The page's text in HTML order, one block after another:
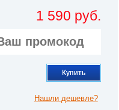
1 590 руб.
Купить
Нашли дешевле?